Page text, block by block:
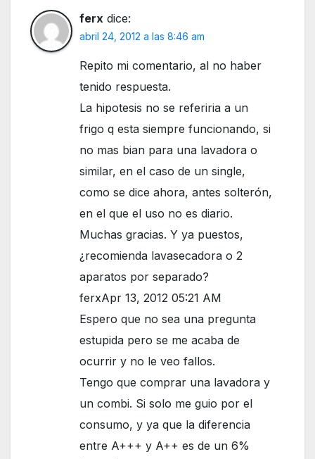
ferx dice:
abril 24, 2012 a las 8:46 am
Repito mi comentario, al no haber
tenido respuesta.
La hipotesis no se referiria a un
frigo q esta siempre funcionando, si
no mas bian para una lavadora o
similar, en el caso de un single,
como se dice ahora, antes solterón,
en el que el uso no es diario.
Muchas gracias. Y ya puestos,
¿recomienda lavasecadora o 2
aparatos por separado?
ferxApr 13, 2012 05:21 AM
Espero que no sea una pregunta
estupida pero se me acaba de
ocurrir y no le veo fallos.
Tengo que comprar una lavadora y
un combi. Si solo me guio por el
consumo, y ya que la diferencia
entre A+++ y A++ es de un 6%